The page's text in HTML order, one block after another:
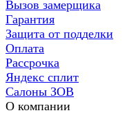
Вызов замерщика
Гарантия
Защита от подделки
Оплата
Рассрочка
Яндекс сплит
Салоны ЗОВ
О компании